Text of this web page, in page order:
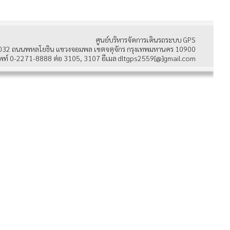
ศูนย์บริหารจัดการเดินรถระบบ GPS
ถนนพหลโยธิน แขวงจอมพล เขตจตุจักร กรุงเทพมหานคร 10900
ท์ 0-2271-8888 ต่อ 3105, 3107 อีเมล dltgps2559[@]gmail.com